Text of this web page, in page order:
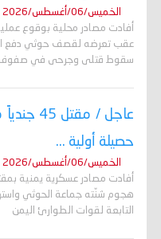
الخميس/06/أغسطس/2026 - 05:17 م
أفادت مصادر محلية بوقوع
عقب تعرضه لقصف حوثي دفع
سقوط قتلى وجرحى في
عاجل /
حصيلة أولية ...
الخميس/06/أغسطس/2026 - 03:27 م
هجوم شنّته جماعة الحوثي
التابعة لقوات الطوارئ اليمن